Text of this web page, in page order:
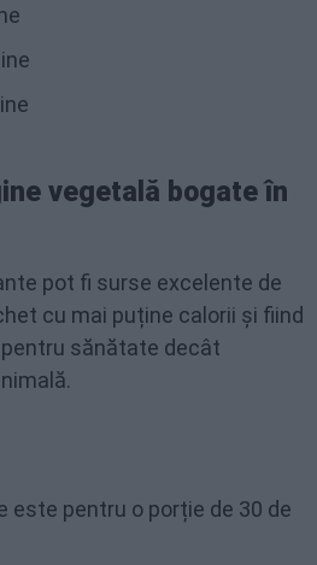
vegetală bogate în
pot fi surse excelente de
cu mai puține calorii și fiind
sănătate decât
este pentru o porție de 30 de